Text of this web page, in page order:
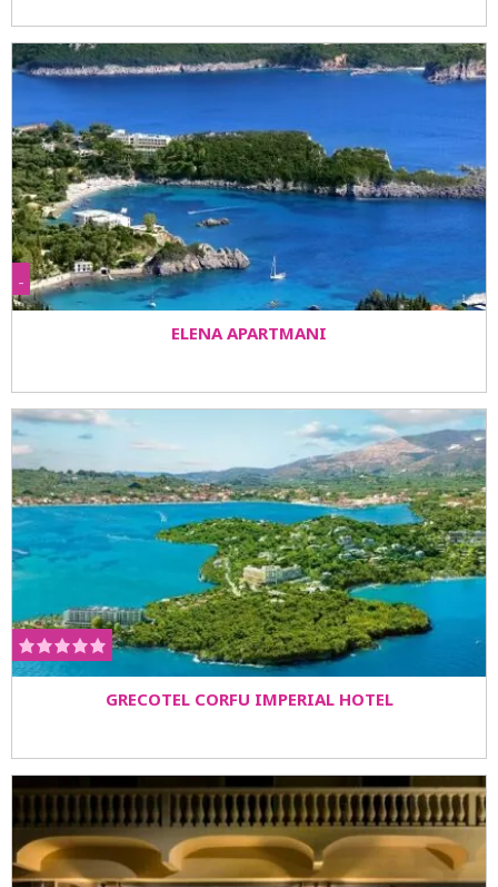
-
ELENA APARTMANI
GRECOTEL CORFU IMPERIAL HOTEL